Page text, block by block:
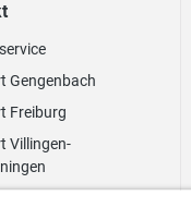
Gengenbach
Freiburg
Villingen-